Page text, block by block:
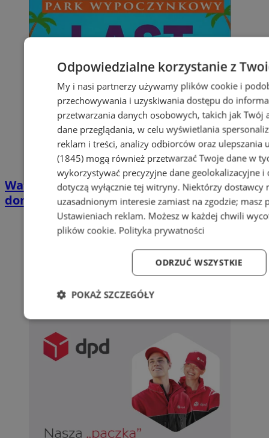
Wakacyjny wypoczynek nad Bałtykiem w
domkach Szmaragdowe Morze
Odpowiedzialne korzystanie z
My i nasi partnerzy używamy plików cookie i
przechowywania i uzyskiwania dostępu do
przetwarzania danych osobowych, takich jak
dane przeglądania, w celu wyświetlania
reklam i treści, analizy odbiorców oraz ulepszania
(1845)mogą również przetwarzać Twoje dane w
wykorzystywać precyzyjne dane geolokalizacyjne
dotyczą wyłącznie tej witryny. Niektórzy dostawcy
uzasadnionym interesie zamiast na zgodzie; masz
Ustawieniach reklam. Możesz w każdej chwili
plików cookie. Polityka prywatności
ODRZUĆ WSZYSTKIE
POKAŻ SZCZEGÓŁY
Niezbędne Wydajność Targetowanie
Wydajność Targetowanie
Niezbędne pliki cookie umożliwiają korzystanie z